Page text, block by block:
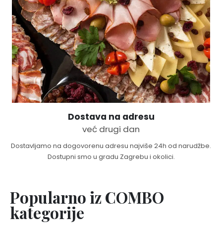
Dostava na adresu
već drugi dan
Dostavljamo na dogovorenu adresu najviše 24h od narudžbe.
Dostupni smo u gradu Zagrebu i okolici.
Popularno iz COMBO
kategorije